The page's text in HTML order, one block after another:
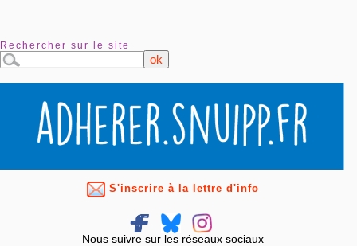
Rechercher sur le site
S'inscrire à la lettre d'info
Nous suivre sur les réseaux sociaux